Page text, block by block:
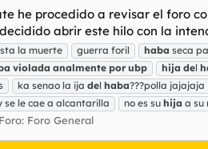
he procedido a revisar el foro
abrir este hilo con la
la muerte guerra foril haba seca
violada analmente por ubp hija del
ka senao la ija del haba???polla jajajaja
se le cae a alcantarilla no es su hija a su
Foro: Foro General